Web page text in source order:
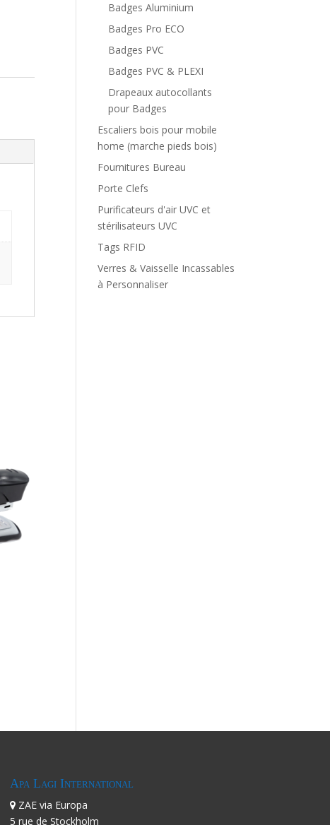
Badges Aluminium
Badges Pro ECO
Badges PVC
Badges PVC & PLEXI
Drapeaux autocollants
pour Badges
Escaliers bois pour mobile
home (marche pieds bois)
Fournitures Bureau
Porte Clefs
Purificateurs d'air UVC et
stérilisateurs UVC
Tags RFID
Verres & Vaisselle Incassables
à Personnaliser
Apa Lagi International
ZAE via Europa
5 rue de Stockholm